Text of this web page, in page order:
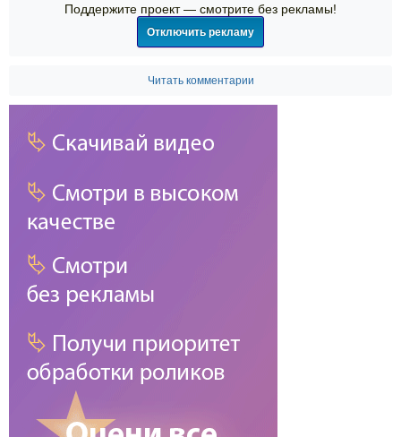
Поддержите проект — смотрите без рекламы!
Отключить рекламу
Читать комментарии